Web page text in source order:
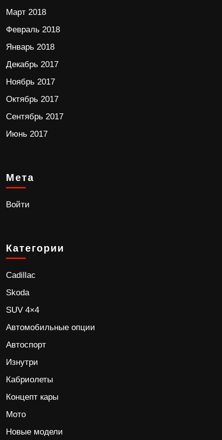
Март 2018
Февраль 2018
Январь 2018
Декабрь 2017
Ноябрь 2017
Октябрь 2017
Сентябрь 2017
Июнь 2017
Мета
Войти
Категории
Cadillac
Skoda
SUV 4×4
Автомобильные опции
Автоспорт
Изнутри
Кабриолеты
Концепт кары
Мото
Новые модели